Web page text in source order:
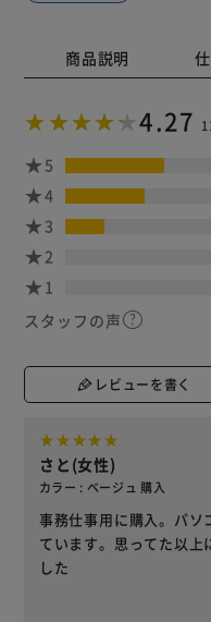
商品説明
4.27
5
4
3
2
1
スタッフの声
レビューを書く
さと(女性)
カラー : ベージュ 購入
事務仕事用に購入。パソ
ています。思ってた以上
した